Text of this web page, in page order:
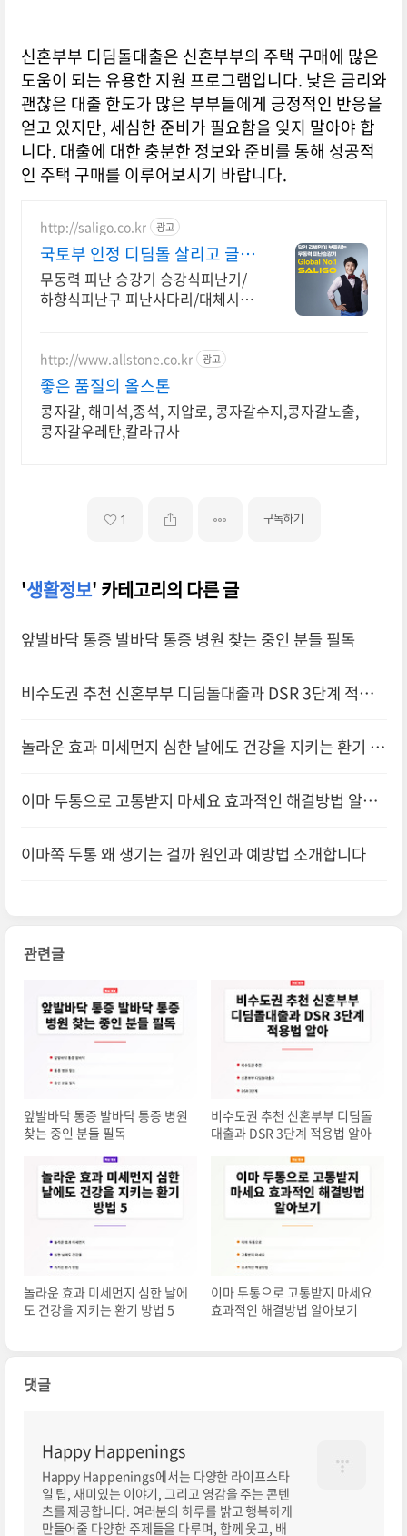
신혼부부 디딤돌대출은 신혼부부의 주택 구매에 많은
도움이 되는 유용한 지원 프로그램입니다. 낮은 금리와
괜찮은 대출 한도가 많은 부부들에게 긍정적인 반응을
얻고 있지만, 세심한 준비가 필요함을 잊지 말아야 합
니다. 대출에 대한 충분한 정보와 준비를 통해 성공적
인 주택 구매를 이루어보시기 바랍니다.
http://saligo.co.kr 광고
국토부 인정 디딤돌 살리고 글로
벌No.1 대통령상 수상
무동력 피난 승강기 승강식피난기/
하향식피난구 피난사다리/대체시설
정/김병만 모델/아파트 화재
http://www.allstone.co.kr 광고
좋은 품질의 올스톤
콩자갈, 해미석,종석, 지압로, 콩자갈수지,콩자갈노출,
콩자갈우레탄,칼라규사
1 구독하기
'생활정보' 카테고리의 다른 글
앞발바닥 통증 발바닥 통증 병원 찾는 중인 분들 필독
비수도권 추천 신혼부부 디딤돌대출과 DSR 3단계 적용
놀라운 효과 미세먼지 심한 날에도 건강을 지키는 환기 방
이마 두통으로 고통받지 마세요 효과적인 해결방법 알아
이마쪽 두통 왜 생기는 걸까 원인과 예방법 소개합니다
관련글
앞발바닥 통증 발바닥 통증 병원
찾는 중인 분들 필독
비수도권 추천 신혼부부 디딤돌
대출과 DSR 3단계 적용법 알아
놀라운 효과 미세먼지 심한 날에
도 건강을 지키는 환기 방법 5
이마 두통으로 고통받지 마세요
효과적인 해결방법 알아보기
댓글
Happy Happenings
Happy Happenings에서는 다양한 라이프스타
일 팁, 재미있는 이야기, 그리고 영감을 주는 콘텐
츠를 제공합니다. 여러분의 하루를 밝고 행복하게
만들어줄 다양한 주제들을 다루며, 함께 웃고, 배